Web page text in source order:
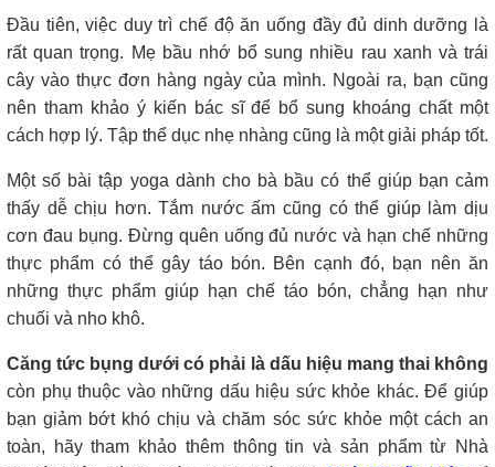
Đầu tiên, việc duy trì chế độ ăn uống đầy đủ dinh dưỡng là
rất quan trọng. Mẹ bầu nhớ bổ sung nhiều rau xanh và trái
cây vào thực đơn hàng ngày của mình. Ngoài ra, bạn cũng
nên tham khảo ý kiến bác sĩ để bổ sung khoáng chất một
cách hợp lý. Tập thể dục nhẹ nhàng cũng là một giải pháp tốt.
Một số bài tập yoga dành cho bà bầu có thể giúp bạn cảm
thấy dễ chịu hơn. Tắm nước ấm cũng có thể giúp làm dịu
cơn đau bụng. Đừng quên uống đủ nước và hạn chế những
thực phẩm có thể gây táo bón. Bên cạnh đó, bạn nên ăn
những thực phẩm giúp hạn chế táo bón, chẳng hạn như
chuối và nho khô.
Căng tức bụng dưới có phải là dấu hiệu mang thai không
còn phụ thuộc vào những dấu hiệu sức khỏe khác. Để giúp
bạn giảm bớt khó chịu và chăm sóc sức khỏe một cách an
toàn, hãy tham khảo thêm thông tin và sản phẩm từ Nhà